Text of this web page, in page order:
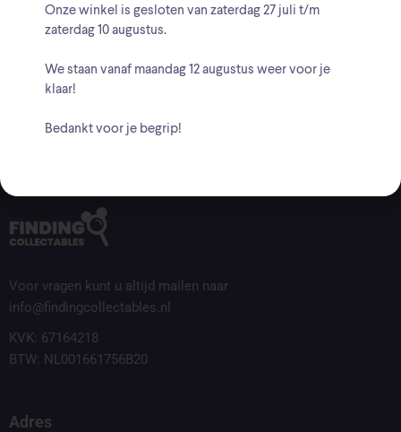
Voor vragen kunt u altijd mailen naar
info@findingcollectables.nl
KVK: 67164218
BTW: NL001661756B20
Adres
Onze winkel is gesloten van zaterdag27 juli t/m
zaterdag 10 augustus.
We staan vanaf maandag 12 augustus weer voor je
klaar!
Bedankt voor je begrip!